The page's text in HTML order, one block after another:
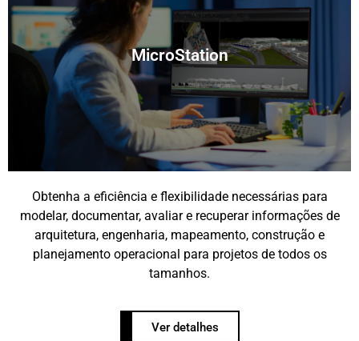
MicroStation
Obtenha a eficiência e flexibilidade necessárias para
modelar, documentar, avaliar e recuperar informações de
arquitetura, engenharia, mapeamento, construção e
planejamento operacional para projetos de todos os
tamanhos.
Ver detalhes